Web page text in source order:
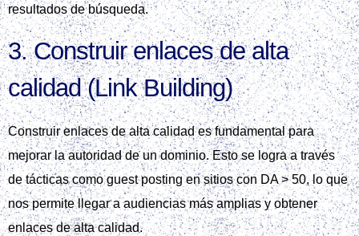
resultados de búsqueda.
3. Construir enlaces de alta
calidad (Link Building)
Construir enlaces de alta calidad es fundamental para
mejorar la autoridad de un dominio. Esto se logra a través
de tácticas como guest posting en sitios con DA > 50, lo que
nos permite llegar a audiencias más amplias y obtener
enlaces de alta calidad.